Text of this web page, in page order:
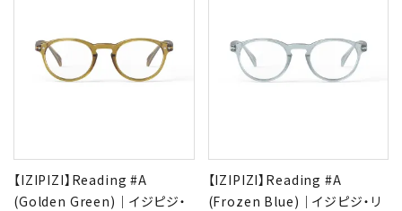
【IZIPIZI】Reading #A
(Golden Green)｜イジピジ・
【IZIPIZI】Reading #A
(Frozen Blue)｜イジピジ・リ